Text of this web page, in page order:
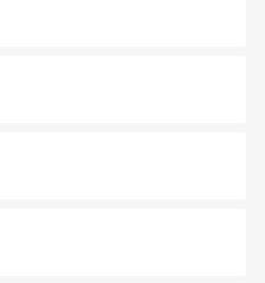
風情を楽しめる外せないスポット